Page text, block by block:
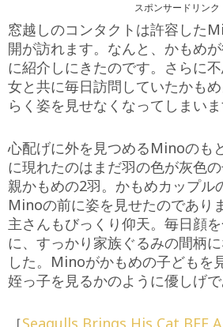
スポンサードリンク
窓越しのコンタクトは許容した
開が訪れます。なんと、かもめ
に紹介しにきたのです。さらに
女と共に毎日訪問していたかも
らく姿を見せなくなってしまいま
心配げに外を見つめるMinoのも
に現れたのはまだ羽の色が灰色
親かもめの2羽。かもめカップル
Minoの前に姿を見せたのであり
主さんもびっくり仰天。毎日顔
に、すっかり家族ぐるみの間柄
した。Minoがかもめの子どもを
姪っ子を見るかのように優しげで